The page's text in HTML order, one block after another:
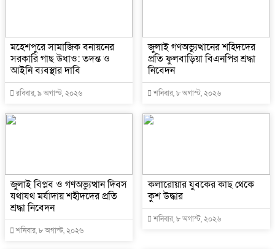
মহেশপুরে সামাজিক বনায়নের
সরকারি গাছ উধাও: তদন্ত ও
আইনি ব্যবস্থার দাবি
রবিবার, ৯ অগাস্ট, ২০২৬
জুলাই গণঅভ্যুত্থানের শহিদদের
প্রতি ফুলবাড়িয়া বিএনপির শ্রদ্ধা
নিবেদন
শনিবার, ৮ অগাস্ট, ২০২৬
জুলাই বিপ্লব ও গণঅভ্যুত্থান দিবস
যথাযথ মর্যাদায় শহীদদের প্রতি
শ্রদ্ধা নিবেদন
শনিবার, ৮ অগাস্ট, ২০২৬
কলারোয়ার যুবকের কাছ থেকে
কুশ উদ্ধার
শনিবার, ৮ অগাস্ট, ২০২৬